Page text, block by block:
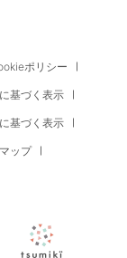
ポリシー
基づく表示
基づく表示
ップ